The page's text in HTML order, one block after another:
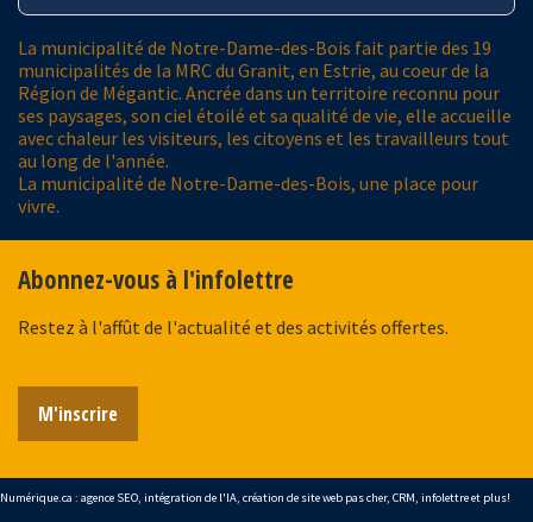
La municipalité de Notre-Dame-des-Bois fait partie des 19
municipalités de la MRC du Granit, en Estrie, au coeur de la
Région de Mégantic. Ancrée dans un territoire reconnu pour
ses paysages, son ciel étoilé et sa qualité de vie, elle accueille
avec chaleur les visiteurs, les citoyens et les travailleurs tout
au long de l'année.
La municipalité de Notre-Dame-des-Bois, une place pour
vivre.
Abonnez-vous à l'infolettre
Restez à l'affût de l'actualité et des activités offertes.
M'inscrire
Numérique.ca : agence SEO, intégration de l'IA, création de site web pas cher, CRM, infolettreet plus!